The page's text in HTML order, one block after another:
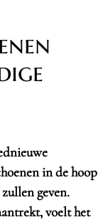
in de hoop
geven.
voelt het